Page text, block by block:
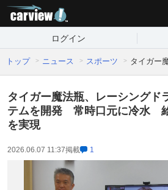
ログイン
トップ ニュース スポーツ タイガー
タイガー魔法瓶、レーシングド
テムを開発 常時口元に冷水
を実現
2026.06.07 11:37掲載 1